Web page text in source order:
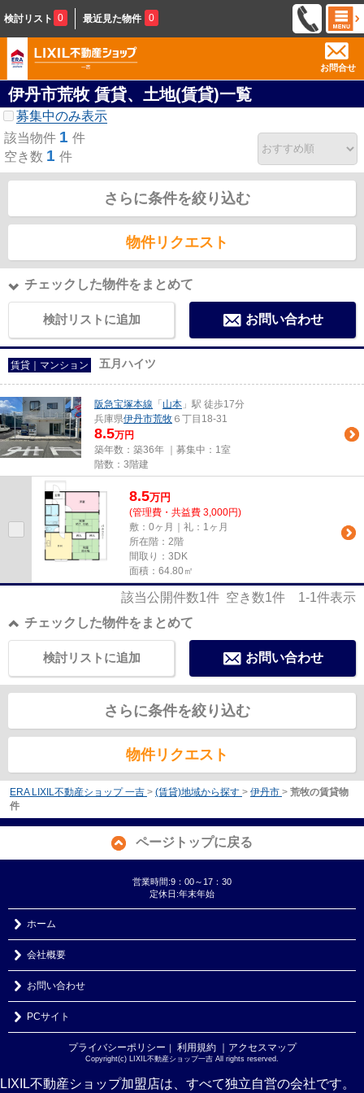
検討リスト 0 最近見た物件 0
お問合せ
伊丹市荒牧 賃貸、土地(賃貸)一覧
募集中のみ表示
該当物件 1 件
空き数 1 件
さらに条件を絞り込む
物件リクエスト
チェックした物件をまとめて
検討リストに追加 お問い合わせ
賃貸｜マンション 五月ハイツ
阪急宝塚本線 「 山本 」駅 徒歩17分
兵庫県伊丹市荒牧 ６丁目18-31
8.5万円
築年数：築36年 ｜募集中： 1室
階数：3階建
8.5万円
(管理費・共益費 3,000円)
敷：0ヶ月｜礼：1ヶ月
所在階：2階
間取り：3DK
面積：64.80㎡
該当公開件数1件 空き数1件 1-1件表示
チェックした物件をまとめて
お問い合わせ
検討リストに追加
さらに条件を絞り込む
物件リクエスト
ERA LIXIL不動産ショップ 一吉 > (賃貸)地域から探す > 伊丹市 > 荒牧の賃貸物
件
ページトップに戻る
営業時間:9：00～17：30
定休日:年末年始
ホーム
会社概要
お問い合わせ
PCサイト
プライバシーポリシー ｜ 利用規約 ｜アクセスマップ
Copyright(c) LIXIL不動産ショップ一吉 All rights reserved.
LIXIL不動産ショップ加盟店は、すべて独立自営の会社です。